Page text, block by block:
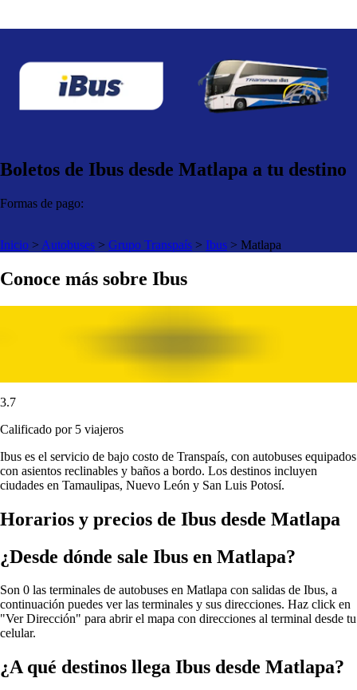
Boletos de Ibus desde Matlapa a tu destino
Formas de pago:
Inicio > Autobuses > Grupo Transpaís > Ibus > Matlapa
Conoce más sobre Ibus
3.7
Calificado por 5 viajeros
Ibus es el servicio de bajo costo de Transpaís, con autobuses equipados
con asientos reclinables y baños a bordo. Los destinos incluyen
ciudades en Tamaulipas, Nuevo León y San Luis Potosí.
Horarios y precios de Ibus desde Matlapa
¿Desde dónde sale Ibus en Matlapa?
Son 0 las terminales de autobuses en Matlapa con salidas de Ibus, a
continuación puedes ver las terminales y sus direcciones. Haz click en
"Ver Dirección" para abrir el mapa con direcciones al terminal desde tu
celular.
¿A qué destinos llega Ibus desde Matlapa?